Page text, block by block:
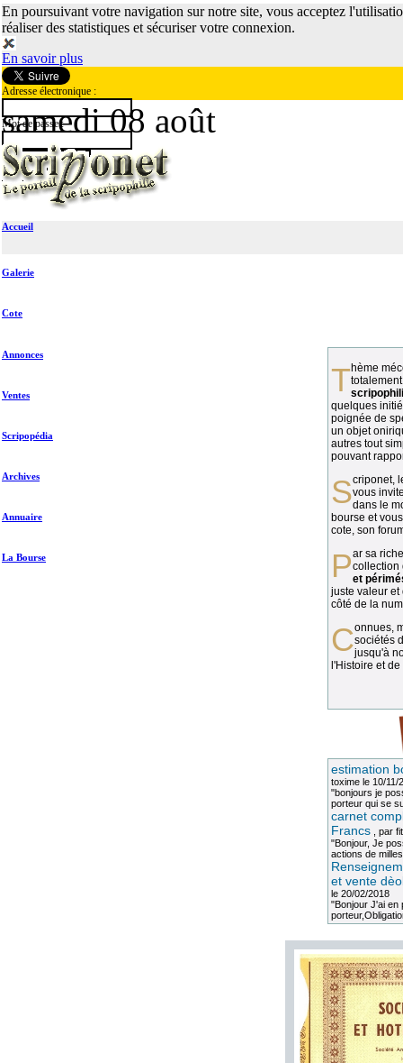
En poursuivant votre navigation sur notre site, vous acceptez
réaliser des statistiques et sécuriser votre connexion.
En savoir plus
Adresse électronique :
Mot de passe :
samedi 08 août
Accueil
Galerie
Cote
Annonces
Ventes
Scripopédia
Archives
Annuaire
La Bourse
Thème méconnu des collectionneurs et
quelques
poignée de
un objet
autres tout
pouvant
vous
dans le
bourse et
cote, son
Par sa richesse et sa diversité, lacollection
et
juste valeur et
côté de la
Connues, méconnues, ou inconnues, lessociétés
jusqu'à
l'Histoire et
estimation
toximele 10/11/
"bonjours je
porteur qui se
carnet
Francs, par
"Bonjour, Je
actions de
et vente
le 20/02/2018
"Bonjour J'ai en